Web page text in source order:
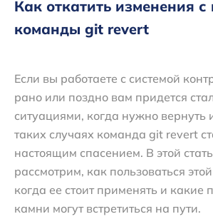
Как откатить изменения
команды git revert
Если вы работаете с системой
рано или поздно вам придется
ситуациями, когда нужно вернуть
таких случаях команда git revert
настоящим спасением. В этой
рассмотрим, как пользоваться
когда ее стоит применять и какие
камни могут встретиться на пути.